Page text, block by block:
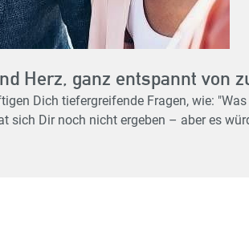
Herz, ganz entspannt von
sich Dir noch nicht ergeben – aber es
– für dich und deine Freunde.
Es ist unglaublich bereichernd,